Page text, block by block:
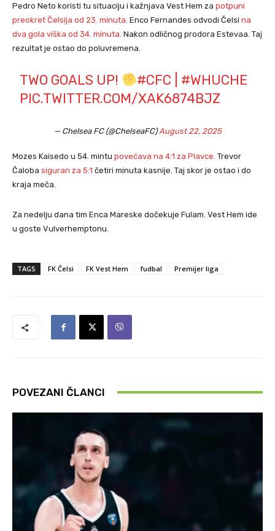
Pedro Neto koristi tu situaciju i kažnjava Vest Hem za potpuni
preokret Čelsija od 23. minuta. Enco Fernandes odvodi Čelsi na
dva gola viška od 34. minuta. Nakon odličnog prodora Estevaa. Taj
rezultat je ostao do poluvremena.
TWO GOALS UP! #CFC
#WHUCHE
PIC.TWITTER.COM/XAK6874BJZ
— Chelsea FC (@ChelseaFC)August 22, 2025
Mozes Kaisedo u 54. mintu povećava na 4:1 za Plavce. Trevor
Čaloba siguran za 5:1 četiri minuta kasnije. Taj skor je ostao i do
kraja meča.
Za nedelju dana tim Enca Mareske dočekuje Fulam. Vest Hem ide
u goste Vulverhemptonu.
TAGS FK Čelsi FK Vest Hem fudbal Premijer liga
POVEZANI ČLANCI